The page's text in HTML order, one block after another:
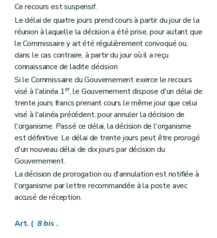
Ce recours est suspensif.
Le délai de quatre jours prend cours à partir du jour de la
réunion à laquelle la décision a été prise, pour autant que
le Commissaire y ait été régulièrement convoqué ou,
dans le cas contraire, à partir du jour où il a reçu
connaissance de ladite décision.
Si le Commissaire du Gouvernement exerce le recours
visé à l'alinéa 1er, le Gouvernement dispose d'un délai de
trente jours francs prenant cours le même jour que celui
visé à l'alinéa précédent, pour annuler la décision de
l'organisme. Passé ce délai, la décision de l'organisme
est définitive. Le délai de trente jours peut être prorogé
d'un nouveau délai de dix jours par décision du
Gouvernement.
La décision de prorogation ou d'annulation est notifiée à
l'organisme par lettre recommandée à la poste avec
accusé de réception.
Art. ( 8bis .